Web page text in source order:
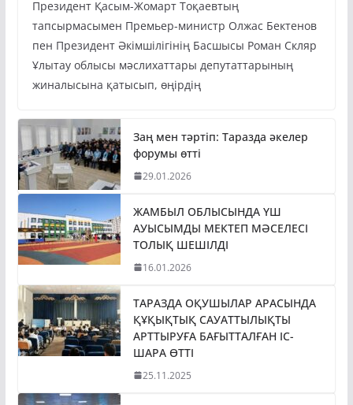
Президент Қасым-Жомарт Тоқаевтың
тапсырмасымен Премьер-министр Олжас Бектенов
пен Президент Әкімшілігінің Басшысы Роман Скляр
Ұлытау облысы мәслихаттары депутаттарының
жиналысына қатысып, өңірдің
Заң мен тәртіп: Таразда әкелер
форумы өтті
29.01.2026
ЖАМБЫЛ ОБЛЫСЫНДА ҮШ
АУЫСЫМДЫ МЕКТЕП МӘСЕЛЕСІ
ТОЛЫҚ ШЕШІЛДІ
16.01.2026
ТАРАЗДА ОҚУШЫЛАР АРАСЫНДА
ҚҰҚЫҚТЫҚ САУАТТЫЛЫҚТЫ
АРТТЫРУҒА БАҒЫТТАЛҒАН ІС-
ШАРА ӨТТІ
25.11.2025